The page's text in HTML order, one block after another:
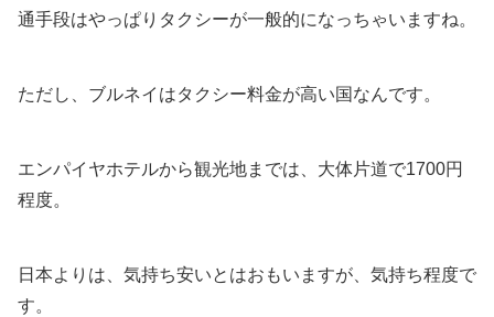
通手段はやっぱりタクシーが一般的になっちゃいますね。
ただし、ブルネイはタクシー料金が高い国なんです。
エンパイヤホテルから観光地までは、大体片道で1700円
程度。
日本よりは、気持ち安いとはおもいますが、気持ち程度で
す。